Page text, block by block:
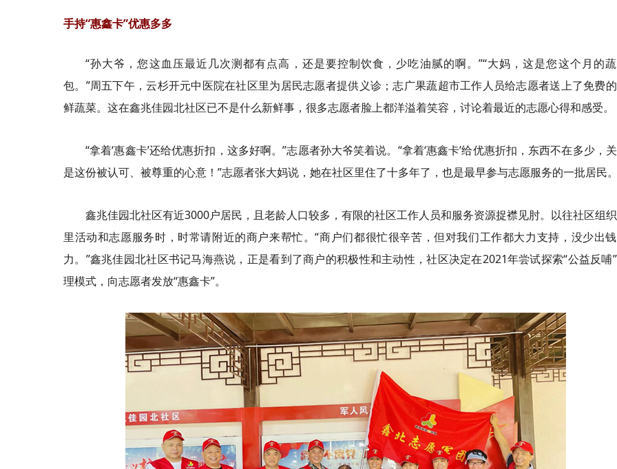
手持“惠鑫卡”优惠多多
“孙大爷，您这血压最近几次测都有点高，还是要控制饮食，少吃油腻的啊。”“大妈，这是您这个月的
包。”周五下午，云杉开元中医院在社区里为居民志愿者提供义诊；志广果蔬超市工作人员给志愿者送上了免费
鲜蔬菜。这在鑫兆佳园北社区已不是什么新鲜事，很多志愿者脸上都洋溢着笑容，讨论着最近的志愿心得和感受。
“拿着‘惠鑫卡’还给优惠折扣，这多好啊。”志愿者孙大爷笑着说。“拿着‘惠鑫卡’给优惠折扣，东西不在多少，
是这份被认可、被尊重的心意！”志愿者张大妈说，她在社区里住了十多年了，也是最早参与志愿服务的一批居民
鑫兆佳园北社区有近3000户居民， 且老龄人口较多，有限的社区工作人员和服务资源捉襟见肘。以往社区组
里活动和志愿服务时，时常请附近的商户来帮忙。“商户们都很忙很辛苦，但对我们工作都大力支持，没少出
力。”鑫兆佳园北社区书记马海燕说，正是看到了商户的积极性和主动性，社区决定在2021年尝试探索“公益反哺
理模式，向志愿者发放“惠鑫卡”。